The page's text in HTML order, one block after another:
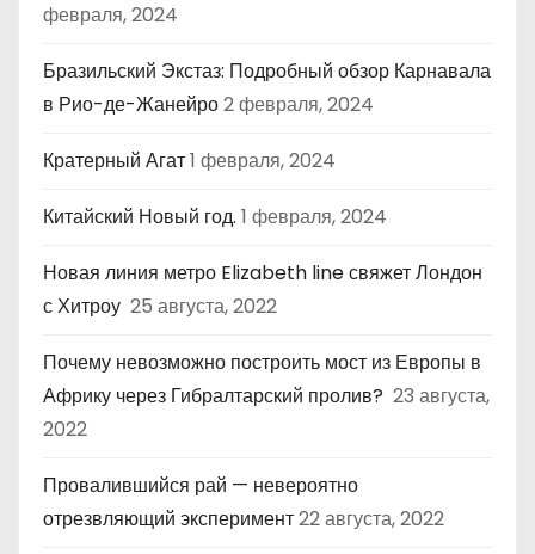
февраля, 2024
Бразильский Экстаз: Подробный обзор Карнавала
в Рио-де-Жанейро2 февраля, 2024
Кратерный Агат1 февраля, 2024
Китайский Новый год. 1 февраля, 2024
Новая линия метро Elizabeth line свяжет Лондон
с Хитроу 25 августа, 2022
Почему невозможно построить мост из Европы в
Африку через Гибралтарский пролив? 23 августа,
2022
Провалившийся рай — невероятно
отрезвляющий эксперимент22 августа, 2022